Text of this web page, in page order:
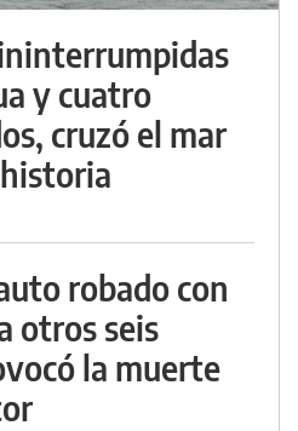
y cuatro
cruzó el mar
robado con
otros seis
la muerte